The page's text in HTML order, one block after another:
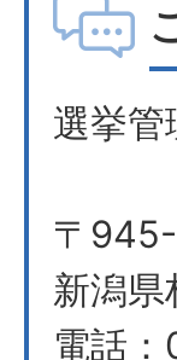
選挙管
〒
新潟
電話